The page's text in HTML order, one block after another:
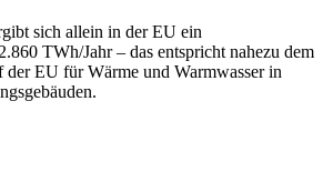
sich allein in der EU ein
TWh/Jahr – das entspricht nahezu dem
der EU für Wärme und Warmwasser in